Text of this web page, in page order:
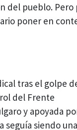
del pueblo. Pero
poner en
tras el golpe
del Frente
y apoyada
seguía siendo una